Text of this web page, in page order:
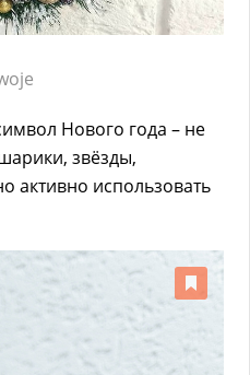
Нового года – не
звёзды,
активно использовать